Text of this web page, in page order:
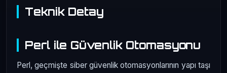
Teknik Detay
Perl ile Güvenlik Otomasyonu
Perl, geçmişte siber güvenlik otomasyonlarının yapı taşı